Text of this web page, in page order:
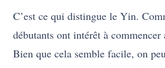
C’est ce qui distingue le Yin.
débutants ont intérêt à commencer
Bien que cela semble facile, on